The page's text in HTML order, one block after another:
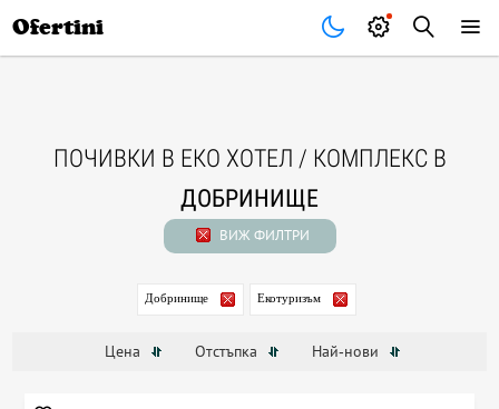
Ofertini
ПОЧИВКИ В ЕКО ХОТЕЛ / КОМПЛЕКС В
ДОБРИНИЩЕ
ВИЖ ФИЛТРИ
Добринище Екотуризъм
Цена Отстъпка Най-нови